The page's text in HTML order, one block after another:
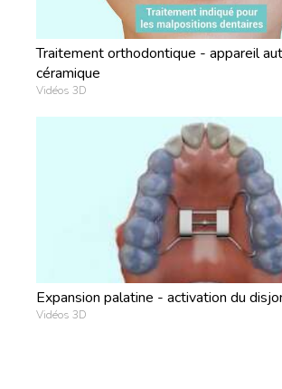
Traitement orthodontique - appareil
céramique
Vidéos 3D
Expansion palatine - activation du
Vidéos 3D